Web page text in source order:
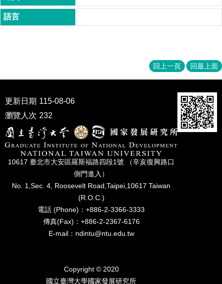
學
術
研
研
究
期
刊
口
回上一頁 回最上面
更新日期 115-08-06
瀏覽人次 232
10617 臺北市⼤安區羅斯福路四段1號 （辛亥復興路⼝
側⾨進入）
No. 1,Sec. 4, Roosevelt Road,Taipei,10617 Taiwan
(R.O.C.)
電話 (Phone)：+886-2-3366-3333
傳真(Fax)：+886-2-2367-6176
E-mail：ndintu@ntu.edu.tw
Copyright © 2020
國立臺灣⼤學國家發展研究所